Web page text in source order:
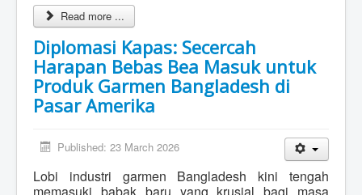
Read more ...
Diplomasi Kapas: Secercah
Harapan Bebas Bea Masuk untuk
Produk Garmen Bangladesh di
Pasar Amerika
Published: 23 March 2026
Lobi industri garmen Bangladesh kini tengah